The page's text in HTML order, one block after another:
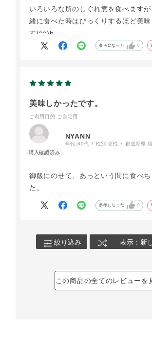
いろいろな所のしぐれ煮を食べます
緒に食べた時はびっくりするほど美
す(^^)b
参考になった 0
美味しかったです。
ご利用目的 :ご自宅用
NYANN
年代:60代 性別:女性 都道府県:
御飯にのせて、あっという間に食べち
た。
参考になった 0
絞り込み 表示：新
この商品の全てのレビューを